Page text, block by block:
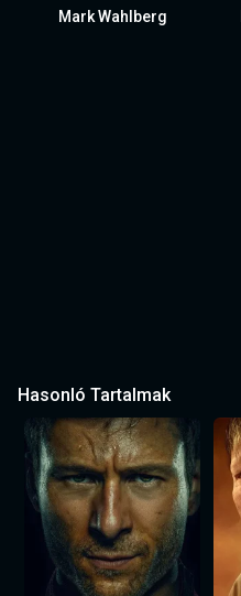
Mark Wahlberg
Hasonló Tartalmak